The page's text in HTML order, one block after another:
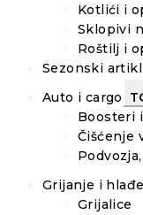
Kotlići i
Sklopivi
Roštilj i
Sezonski
Auto i cargo
Boosteri
Čišćenje
Grijanje i
Grijalice